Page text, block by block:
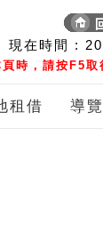
現在時間 :
時，請按F5取
租借 導